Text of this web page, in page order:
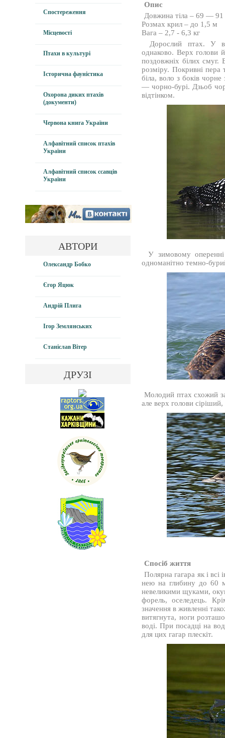
Спостереження
Місцевості
Птахи в культурі
Історична фауністика
Охорона диких птахів
(документи)
Червона книга України
Алфавітний список птахів
України
Алфавітний список ссавців
України
АВТОРИ
Олександр Бобко
Єгор Яцюк
Андрій Плига
Ігор Землянських
Станіслав Вітер
ДРУЗІ
Опис
Довжина тіла – 69 —
Розмах крил – до 1,5 м
Вага – 2,7 - 6,3 кг
Дорослий птах. У
однаково. Верх голови
поздовжніх білих смуг.
розміру. Покривні
біла, воло з боків
— чорно-бурі. Дзьоб
відтінком.
У зимовому оперенні
одноманітно темно-
Молодий птах схожий
але верх голови сіріший,
Спосіб життя
Полярна гагара як і всі
нею на глибину до 60
невеликими щуками,
форель, оселедець.
значення в живленні
витягнута, ноги
воді. При посадці на
для цих гагар плескіт.